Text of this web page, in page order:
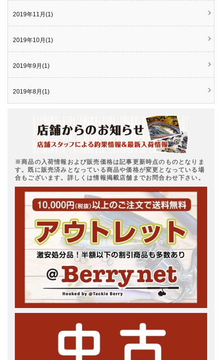
2019年11月(1)
2019年10月(1)
2019年9月(1)
2019年8月(1)
※商品の入荷情報および販売価格は記事更新時点のものとなりま
す。既に販売済みとなっている商品や価格が変更となっている場
合もございます。詳しくは情報掲載店舗までお問合わせ下さい。